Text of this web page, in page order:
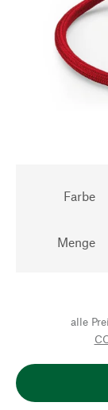
Farbe
Menge
alle